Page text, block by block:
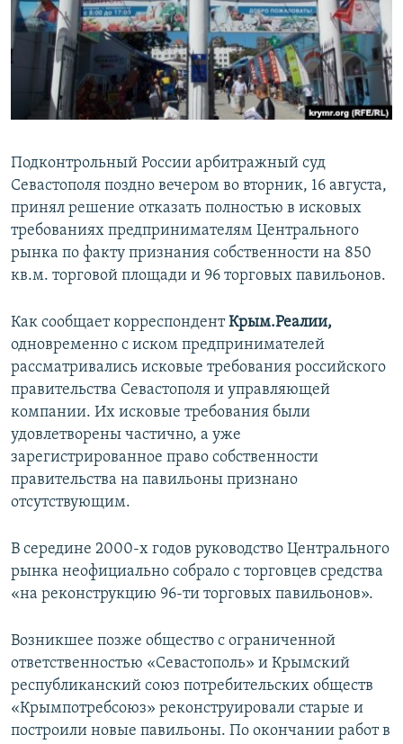
ПОБЕДИТЕЛЕЙ НЕ СУДЯТ?
КРЫМ.НЕПОКОРЕННЫЙ
ELIFBE
УКРАИНСКАЯ ПРОБЛЕМА КРЫМА
ПРИСОЕДИНЯЙТЕСЬ!
Подконтрольный России арбитражный суд
Севастополя поздно вечером во вторник, 16 августа,
принял решение отказать полностью в исковых
требованиях предпринимателям Центрального
рынка по факту признания собственности на 850
кв.м. торговой площади и 96 торговых павильонов.
Как сообщает корреспондентКрым.Реалии,
одновременно с иском предпринимателей
рассматривались исковые требования российского
правительства Севастополя и управляющей
компании. Их исковые требования были
удовлетворены частично, а уже
зарегистрированное право собственности
правительства на павильоны признано
отсутствующим.
В середине 2000-х годов руководство Центрального
рынка неофициально собрало с торговцев средства
«на реконструкцию 96-ти торговых павильонов».
Возникшее позже общество с ограниченной
ответственностью «Севастополь» и Крымский
республиканский союз потребительских обществ
«Крымпотребсоюз» реконструировали старые и
построили новые павильоны. По окончании работ в